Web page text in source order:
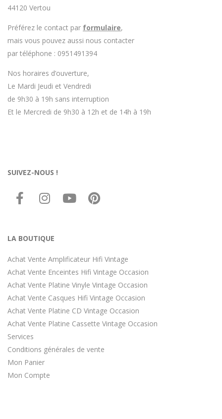
44120 Vertou
Préférez le contact par formulaire,
mais vous pouvez aussi nous contacter
par téléphone : 0951491394
Nos horaires d’ouverture,
Le Mardi Jeudi et Vendredi
de 9h30 à 19h sans interruption
Et le Mercredi de 9h30 à 12h et de 14h à 19h
SUIVEZ-NOUS !
LA BOUTIQUE
Achat Vente Amplificateur Hifi Vintage
Achat Vente Enceintes Hifi Vintage Occasion
Achat Vente Platine Vinyle Vintage Occasion
Achat Vente Casques Hifi Vintage Occasion
Achat Vente Platine CD Vintage Occasion
Achat Vente Platine Cassette Vintage Occasion
Services
Conditions générales de vente
Mon Panier
Mon Compte